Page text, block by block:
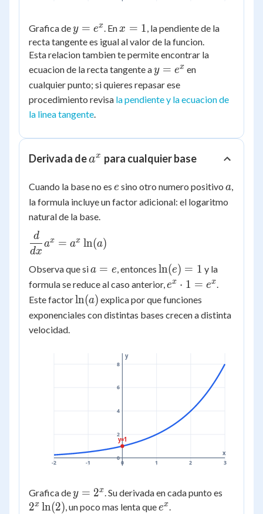
Grafica dey
=
e^x
y = ex. Enx
=
1
x = 1, la pendiente de la
recta tangente es igual al valor de la funcion.
Esta relacion tambien te permite encontrar la
ecuacion de la recta tangente ay
=
e^x
y = ex en
cualquier punto; si quieres repasar ese
procedimiento revisa la pendiente y la ecuacion de
la linea tangente.
Derivada dea^x
ax para cualquier base
Cuando la base no es e
e sino otro numero positivo a
a,
la formula incluye un factor adicional: el logaritmo
natural de la base.
\dfrac{d}
{dx}a^x
= a^x
dx
d
ax = ax ln(a)
Observa que sia
=
e
a = e, entonces \ln(e)
= 1
ln(e) = 1 y la
formula se reduce al caso anterior,e^x
\cdot
ex ⋅ 1 = ex.
Este factor\ln(a)
ln(a) explica por que funciones
exponenciales con distintas bases crecen a distinta
velocidad.
-2 -1 0 1 2 3
0
2
4
6
8
x
y
y=1
Grafica dey =
2^x
y = 2x . Su derivada en cada punto es
2x ln(2) , un poco mas lenta quee^x
ex